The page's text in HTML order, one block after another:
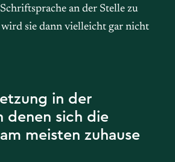
an der Stelle zu
sie dann vielleicht gar nicht
in der
denen sich die
meisten zuhause